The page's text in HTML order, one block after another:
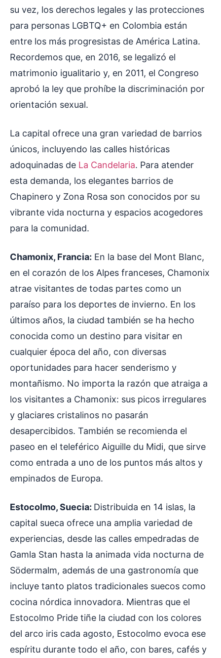
su vez, los derechos legales y las protecciones
para personas LGBTQ+ en Colombia están
entre los más progresistas de América Latina.
Recordemos que, en 2016, se legalizó el
matrimonio igualitario y, en 2011, el Congreso
aprobó la ley que prohíbe la discriminación por
orientación sexual.
La capital ofrece una gran variedad de barrios
únicos, incluyendo las calles históricas
adoquinadas de La Candelaria. Para atender
esta demanda, los elegantes barrios de
Chapinero y Zona Rosa son conocidos por su
vibrante vida nocturna y espacios acogedores
para la comunidad.
Chamonix, Francia: En la base del Mont Blanc,
en el corazón de los Alpes franceses, Chamonix
atrae visitantes de todas partes como un
paraíso para los deportes de invierno. En los
últimos años, la ciudad también se ha hecho
conocida como un destino para visitar en
cualquier época del año, con diversas
oportunidades para hacer senderismo y
montañismo. No importa la razón que atraiga a
los visitantes a Chamonix: sus picos irregulares
y glaciares cristalinos no pasarán
desapercibidos. También se recomienda el
paseo en el teleférico Aiguille du Midi, que sirve
como entrada a uno de los puntos más altos y
empinados de Europa.
Estocolmo, Suecia: Distribuida en 14 islas, la
capital sueca ofrece una amplia variedad de
experiencias, desde las calles empedradas de
Gamla Stan hasta la animada vida nocturna de
Södermalm, además de una gastronomía que
incluye tanto platos tradicionales suecos como
cocina nórdica innovadora. Mientras que el
Estocolmo Pride tiñe la ciudad con los colores
del arco iris cada agosto, Estocolmo evoca ese
espíritu durante todo el año, con bares, cafés y